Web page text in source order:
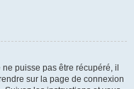
puisse pas être récupéré, il
sur la page de connexion